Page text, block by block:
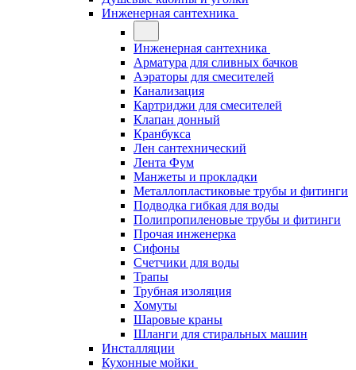
Инженерная сантехника
Инженерная сантехника
Арматура для сливных бачков
Аэраторы для смесителей
Канализация
Картриджи для смесителей
Клапан донный
Кранбукса
Лен сантехнический
Лента Фум
Манжеты и прокладки
Металлопластиковые трубы и фитинги
Подводка гибкая для воды
Полипропиленовые трубы и фитинги
Прочая инженерка
Сифоны
Счетчики для воды
Трапы
Трубная изоляция
Хомуты
Шаровые краны
Шланги для стиральных машин
Инсталляции
Кухонные мойки